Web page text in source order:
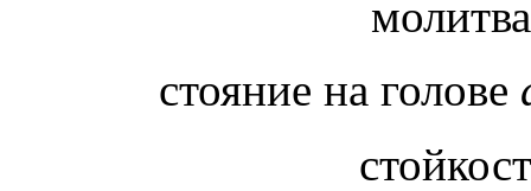
стояние на голове